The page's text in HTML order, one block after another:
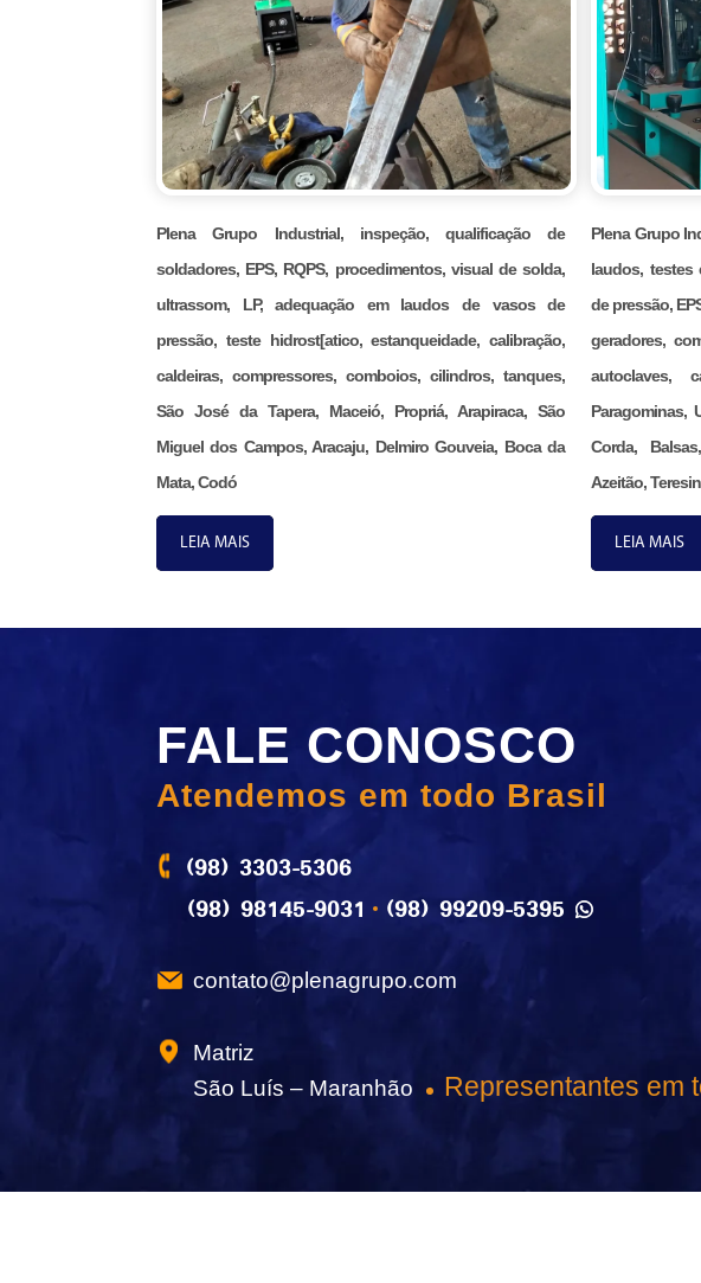
Plena Grupo Industrial, inspeção, qualificação de
soldadores, EPS, RQPS, procedimentos, visual de solda,
ultrassom, LP, adequação em laudos de vasos de
pressão, teste hidrost[atico, estanqueidade, calibração,
caldeiras, compressores, comboios, cilindros, tanques,
São José da Tapera, Maceió, Propriá, Arapiraca, São
Miguel dos Campos, Aracaju, Delmiro Gouveia, Boca da
Mata, Codó
LEIA MAIS
Plena Grupo
laudos, testes
de pressão,
geradores,
autoclaves,
Paragominas,
Corda,
Azeitão,
LEIA MAIS
FALE CONOSCO
Atendemos em todo Brasil
(98) 3303-5306
(98) 98145-9031 (98) 99209-5395
contato@plenagrupo.com
Matriz
São Luís – Maranhão
Representantes em